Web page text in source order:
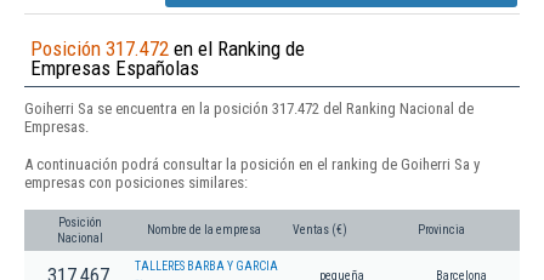
Posición 317.472 en el Ranking de
Empresas Españolas
Goiherri Sa se encuentra en la posición 317.472 del Ranking Nacional de
Empresas.
A continuación podrá consultar la posición en el ranking de Goiherri Sa y
empresas con posiciones similares:
Posición
Nacional
Nombre de la empresa Ventas (€) Provincia
TALLERES BARBA Y GARCIA
pequeña Barcelona